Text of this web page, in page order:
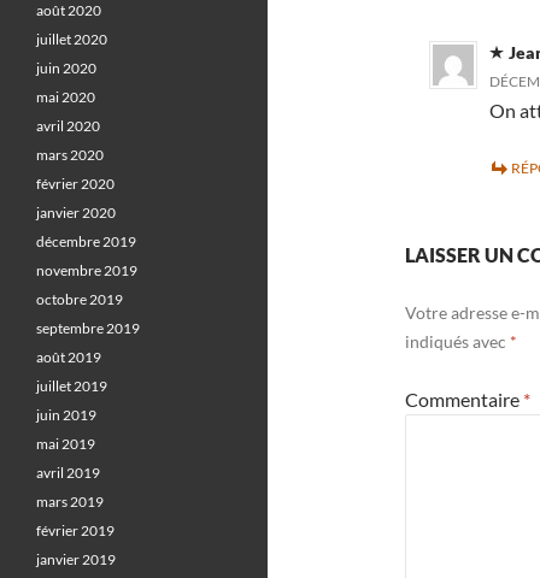
On
LAISSER UN
Votre adresse e-
indiqués avec *
Commentaire *
août 2020
juillet 2020
juin 2020
mai 2020
avril 2020
mars 2020
février 2020
janvier 2020
décembre 2019
novembre 2019
octobre 2019
septembre 2019
août 2019
juillet 2019
juin 2019
mai 2019
avril 2019
mars 2019
février 2019
janvier 2019